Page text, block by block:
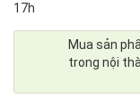
17h
Mua sản
trong nội